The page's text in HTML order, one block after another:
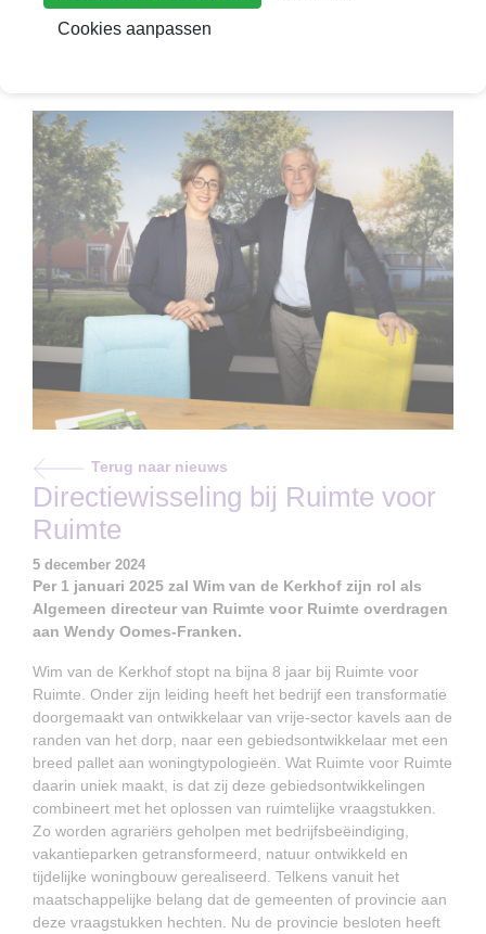
Cookies aanpassen
Terug naar nieuws
Directiewisseling bij Ruimte voor
Ruimte
5 december 2024
Per 1 januari 2025 zal Wim van de Kerkhof zijn rol als
Algemeen directeur van Ruimte voor Ruimte overdragen
aan Wendy Oomes-Franken.
Wim van de Kerkhof stopt na bijna 8 jaar bij Ruimte voor
Ruimte. Onder zijn leiding heeft het bedrijf een transformatie
doorgemaakt van ontwikkelaar van vrije-sector kavels aan de
randen van het dorp, naar een gebiedsontwikkelaar met een
breed pallet aan woningtypologieën. Wat Ruimte voor Ruimte
daarin uniek maakt, is dat zij deze gebiedsontwikkelingen
combineert met het oplossen van ruimtelijke vraagstukken.
Zo worden agrariërs geholpen met bedrijfsbeëindiging,
vakantieparken getransformeerd, natuur ontwikkeld en
tijdelijke woningbouw gerealiseerd. Telkens vanuit het
maatschappelijke belang dat de gemeenten of provincie aan
deze vraagstukken hechten. Nu de provincie besloten heeft